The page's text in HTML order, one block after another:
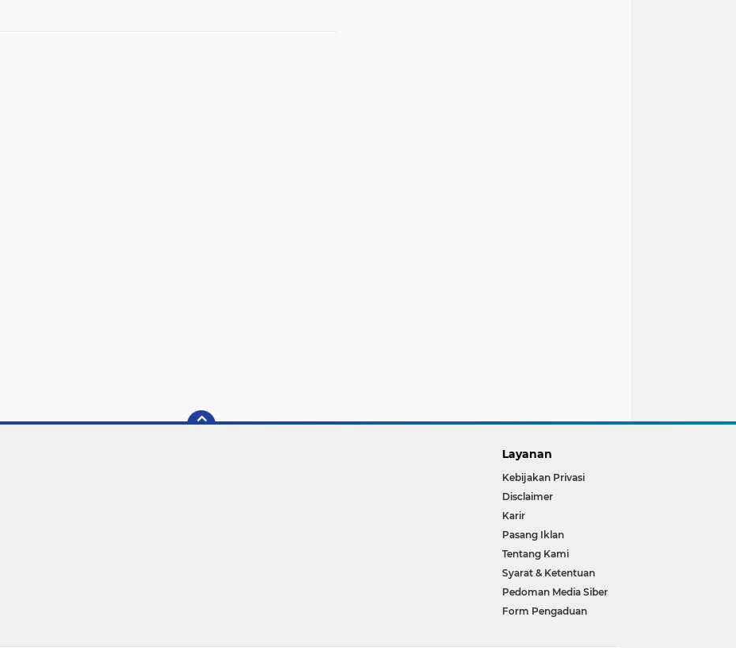
Layanan
Kebijakan Privasi
Disclaimer
Karir
Pasang Iklan
Tentang Kami
Syarat & Ketentuan
Pedoman Media Siber
Form Pengaduan